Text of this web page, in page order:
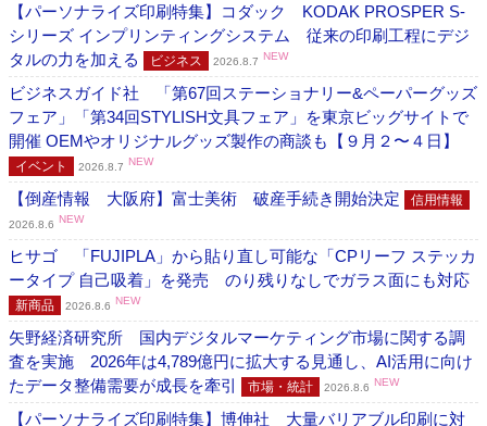
【パーソナライズ印刷特集】コダック KODAK PROSPER S-
シリーズ インプリンティングシステム 従来の印刷工程にデジ
タルの力を加える
ビジネス 2026.8.7 NEW
ビジネスガイド社 「第67回ステーショナリー&ペーパーグッズ
フェア」「第34回STYLISH文具フェア」を東京ビッグサイトで
開催 OEMやオリジナルグッズ製作の商談も【９月２〜４日】
イベント 2026.8.7 NEW
【倒産情報 大阪府】富士美術 破産手続き開始決定 信用情報
2026.8.6 NEW
ヒサゴ 「FUJIPLA」から貼り直し可能な「CPリーフ ステッカ
ータイプ 自己吸着」を発売 のり残りなしでガラス面にも対応
新商品 2026.8.6 NEW
矢野経済研究所 国内デジタルマーケティング市場に関する調
査を実施 2026年は4,789億円に拡大する見通し、AI活用に向け
たデータ整備需要が成長を牽引
市場・統計 2026.8.6 NEW
【パーソナライズ印刷特集】博伸社 大量バリアブル印刷に対